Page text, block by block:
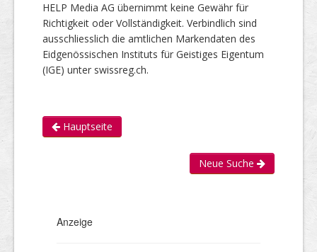
HELP Media AG übernimmt keine Gewähr für
Richtigkeit oder Vollständigkeit. Verbindlich sind
ausschliesslich die amtlichen Markendaten des
Eidgenössischen Instituts für Geistiges Eigentum
(IGE) unter swissreg.ch.
Hauptseite
Neue Suche